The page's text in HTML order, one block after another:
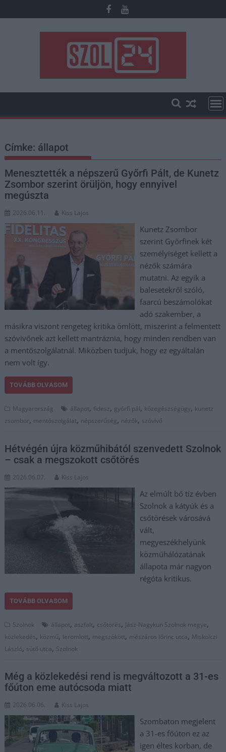
to
Címke: állapot
Menesztették a népszerű Győrfi Pált, de Kunetz
Zsombor szerint örüljön, hogy ennyivel
megúszta
2026.06.11. Kiss Lajos
Kunetz Zsombor
szerint Győrfinek két
személyiséget kellett a
nézők számára
mutatni. Az egyik a
balesetekről szóló,
faarcú beszámolókat
adó szakember, a
másikra viszont rengeteg kritika ömlött, miszerint a felmentett
szóvivőnek azt kellett mantráznia, hogy minden rendben van
a mentőszolgálatnál. Miközben tudjuk, hogy ez egyáltalán
nem volt így.
TOVÁBB OLVASOM
Magyarország állapot, fidesz, győrfi pál, közegészségügy, kunetz
zsombor, mentőszolgálat, népszerűség, nézők, szóvivő
Hétvégén újra közműhibától szenvedett Szolnok
– csak a megszokott csőtörés
2026.06.07. Kiss Lajos
Az elmúlt bő tíz évben
Szolnok a kátyúk és a
csőtörések városává
vált,
megyeszékhelyünk
közműhálózatának
állapota már nagyon
régóta kritikus.
TOVÁBB OLVASOM
Szolnok állapot, aszfalt, csőtörés, Jász-Nagykun Szolnok megye,
közlekedés, közmű, leromlott, megszökött, mészáros lőrinc utca, Miskolczi
László, sütő utca, Szolnok
Még a közlekedési rend is megváltozott a 31-es
főúton eme autócsoda miatt
2026.06.06. Kiss Lajos
Szombaton megjelent
a 31-es főúton ez az
igen éltes korban, de